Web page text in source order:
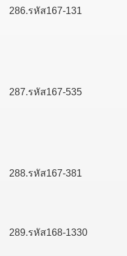
286.รหัส167-131
287.รหัส167-535
288.รหัส167-381
289.รหัส168-1330